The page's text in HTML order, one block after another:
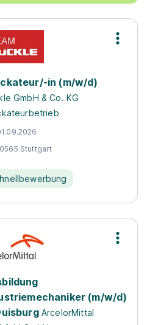
in (m/w/d)
GmbH & Co. KG
Stuttgart
(m/w/d)
ArcelorMittal